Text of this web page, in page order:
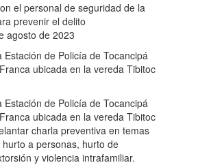
el personal de seguridad de la
prevenir el delito
agosto de 2023
Estación de Policía de Tocancipá
ubicada en la vereda Tibitoc
Estación de Policía de Tocancipá
ubicada en la vereda Tibitoc
charla preventiva en temas
a personas, hurto de
y violencia intrafamiliar.